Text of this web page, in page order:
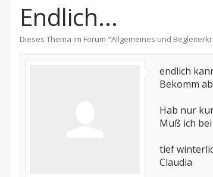
Endlich...
Dieses Thema im Forum "Allgemeines und
endlich
Bekomm
Hab nur
Muß ich
tief
Claudia